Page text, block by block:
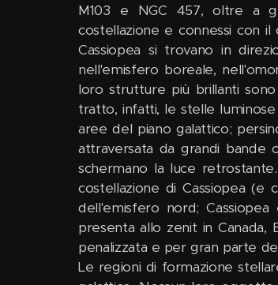
M103 e NGC 457, oltre a
costellazione e connessi con
Cassiopea si trovano in
nell'emisfero boreale,
loro strutture più brillanti
tratto, infatti, le stelle
aree del piano galattico;
attraversata da grandi bande
schermano la luce
costellazione di Cassiopea
dell'emisfero nord;
presenta allo zenit in Canada,
penalizzata e per gran parte
Le regioni di formazione